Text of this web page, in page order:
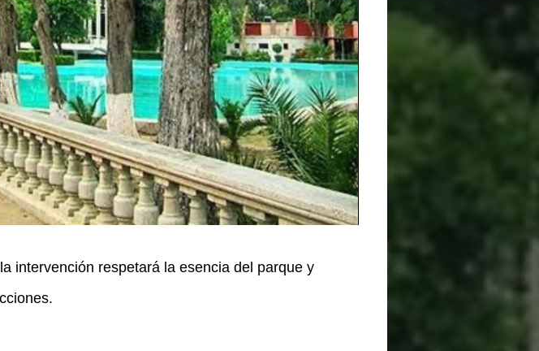
intervención respetará la esencia del parque y